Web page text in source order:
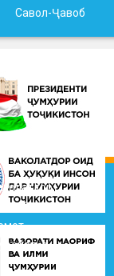
Савол-Ҷавоб
ВҲК